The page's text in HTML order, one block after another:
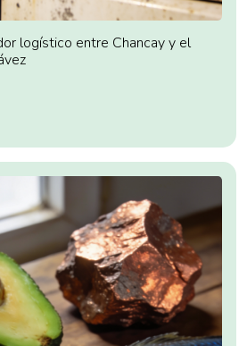
logístico entre Chancay y el